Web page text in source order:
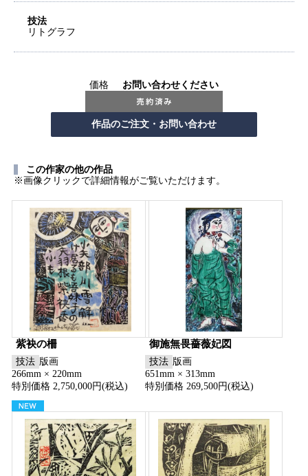
技法
リトグラフ
価格 お問い合わせください
この作家の他の作品
※画像クリックで詳細情報がご覧いただけます。
紫袂の柵
技法 版画
266mm × 220mm
特別価格 2,750,000円(税込)
御施無畏薔薇妃図
技法 版画
651mm × 313mm
特別価格 269,500円(税込)